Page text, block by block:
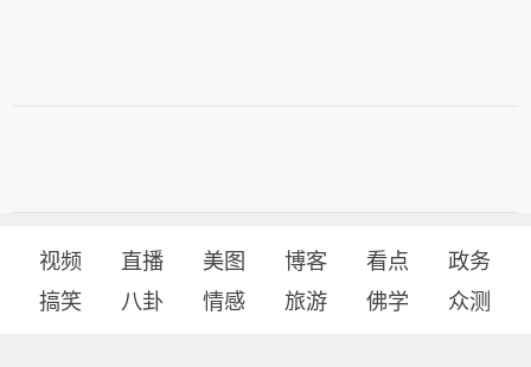
视频 直播 美图 博客 看点
政务
搞笑
八卦 情感 旅游 佛学 众测